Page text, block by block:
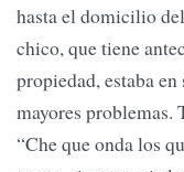
hasta el domicilio
chico, que tiene
propiedad, estaba
mayores problemas.
“Che que onda los